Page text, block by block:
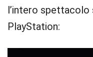
l’intero spettacolo
PlayStation: